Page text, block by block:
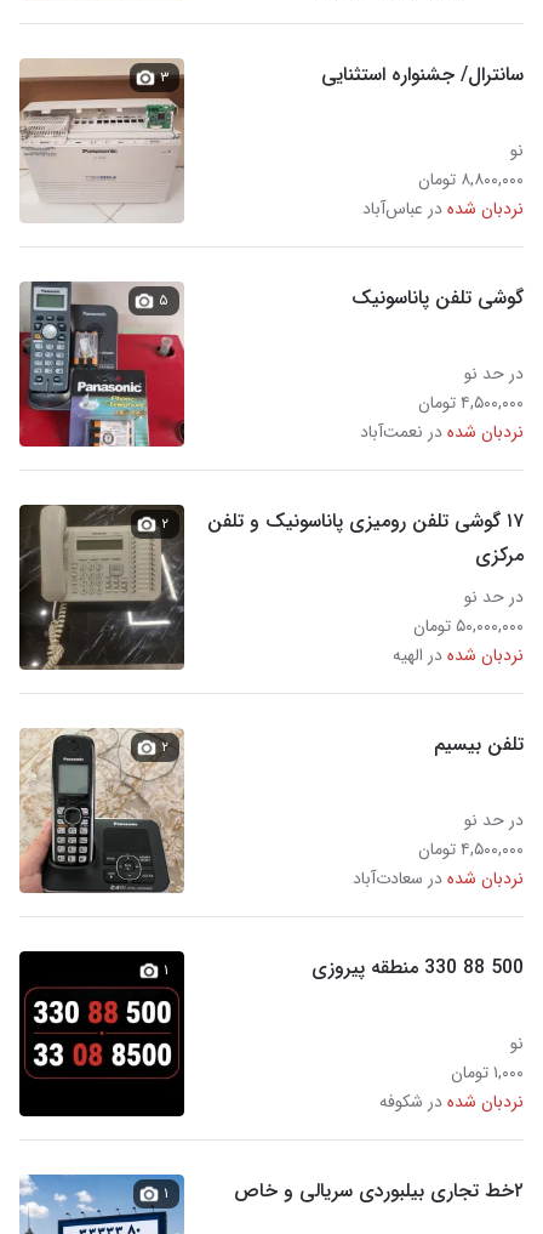
سانترال/ جشنواره استثنایی
نو
۸,۸۰۰,۰۰۰ تومان
نردبان شدهدر عباس‌آباد
۳
گوشی تلفن پاناسونیک
در حد نو
۴,۵۰۰,۰۰۰ تومان
نردبان شدهدر نعمت‌آباد
۵
۱۷ گوشی تلفن رومیزی پاناسونیک و تلفن
مرکزی
در حد نو
۵۰,۰۰۰,۰۰۰ تومان
نردبان شدهدر الهیه
۲
تلفن بیسیم
در حد نو
۴,۵۰۰,۰۰۰ تومان
نردبان شدهدر سعادت‌آباد
۲
500 88 330 منطقه پیروزی
نو
۱,۰۰۰ تومان
نردبان شدهدر شکوفه
۱
۲خط تجاری بیلبوردی سریالی و خاص ۱